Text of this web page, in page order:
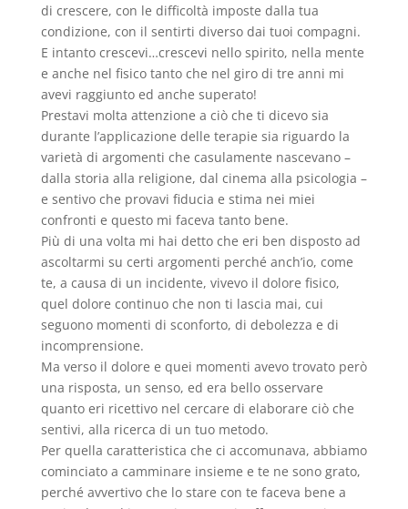
di crescere, con le difficoltà imposte dalla tua
condizione, con il sentirti diverso dai tuoi compagni.
E intanto crescevi…crescevi nello spirito, nella mente
e anche nel fisico tanto che nel giro di tre anni mi
avevi raggiunto ed anche superato!
Prestavi molta attenzione a ciò che ti dicevo sia
durante l’applicazione delle terapie sia riguardo la
varietà di argomenti che casulamente nascevano –
dalla storia alla religione, dal cinema alla psicologia –
e sentivo che provavi fiducia e stima nei miei
confronti e questo mi faceva tanto bene.
Più di una volta mi hai detto che eri ben disposto ad
ascoltarmi su certi argomenti perché anch’io, come
te, a causa di un incidente, vivevo il dolore fisico,
quel dolore continuo che non ti lascia mai, cui
seguono momenti di sconforto, di debolezza e di
incomprensione.
Ma verso il dolore e quei momenti avevo trovato però
una risposta, un senso, ed era bello osservare
quanto eri ricettivo nel cercare di elaborare ciò che
sentivi, alla ricerca di un tuo metodo.
Per quella caratteristica che ci accomunava, abbiamo
cominciato a camminare insieme e te ne sono grato,
perché avvertivo che lo stare con te faceva bene a